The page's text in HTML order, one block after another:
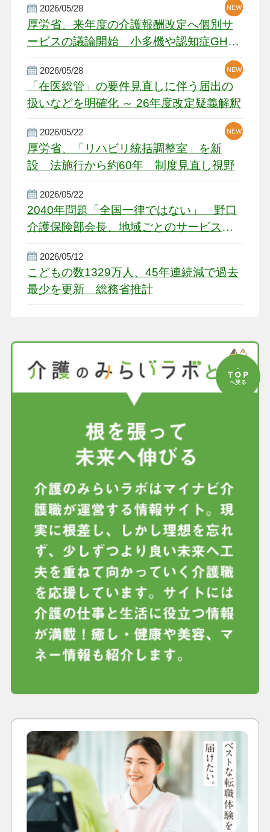
2026/05/28
厚労省、来年度の介護報酬改定へ個別サ
ービスの議論開始 小多機や認知症GH、
厳しい経営環境に危機感
NEW
NEW
NEW
2026/05/28
「在医総管」の要件見直しに伴う届出の
扱いなどを明確化 ～ 26年度改定疑義解釈
NEW
NEW
2026/05/22
厚労省、「リハビリ統括調整室」を新
設 法施行から約60年 制度見直し視野
NEW
2026/05/22
2040年問題「全国一律ではない」 野口
介護保険部会長、地域ごとのサービス基
盤整備を促す
2026/05/12
こどもの数1329万人、45年連続減で過去
最少を更新 総務省推計